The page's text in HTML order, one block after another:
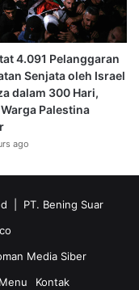
4.091 Pelanggaran
Senjata oleh Israel
dalam 300 Hari,
Palestina
ago
| PT. Bening Suar
Media Siber
Menu Kontak